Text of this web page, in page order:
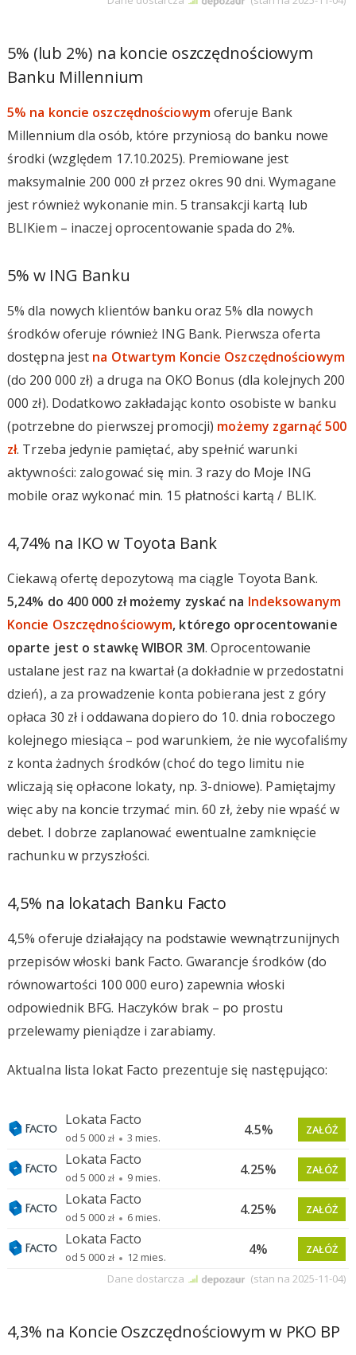
5% (lub 2%) na koncie oszczędnościowym
Banku Millennium
5% na koncie oszczędnościowymoferuje Bank
Millennium dla osób, które przyniosą do banku nowe
środki (względem 17.10.2025). Premiowane jest
maksymalnie 200 000 zł przez okres 90 dni. Wymagane
jest również wykonanie min. 5 transakcji kartą lub
BLIKiem – inaczej oprocentowanie spada do 2%.
5% w ING Banku
5% dla nowych klientów banku oraz 5% dla nowych
środków oferuje również ING Bank. Pierwsza oferta
dostępna jest na Otwartym Koncie Oszczędnościowym
(do 200 000 zł) a druga na OKO Bonus (dla kolejnych 200
000 zł). Dodatkowo zakładając konto osobiste w banku
(potrzebne do pierwszej promocji) możemy zgarnąć 500
zł. Trzeba jedynie pamiętać, aby spełnić warunki
aktywności: zalogować się min. 3 razy do Moje ING
mobile oraz wykonać min. 15 płatności kartą / BLIK.
4,74% na IKO w Toyota Bank
Ciekawą ofertę depozytową ma ciągle Toyota Bank.
5,24% do 400 000 zł możemy zyskać na Indeksowanym
Koncie Oszczędnościowym, którego oprocentowanie
oparte jest o stawkę WIBOR 3M. Oprocentowanie
ustalane jest raz na kwartał (a dokładnie w przedostatni
dzień), a za prowadzenie konta pobierana jest z góry
opłaca 30 zł i oddawana dopiero do 10. dnia roboczego
kolejnego miesiąca – pod warunkiem, że nie wycofaliśmy
z konta żadnych środków (choć do tego limitu nie
wliczają się opłacone lokaty, np. 3-dniowe). Pamiętajmy
więc aby na koncie trzymać min. 60 zł, żeby nie wpaść w
debet. I dobrze zaplanować ewentualne zamknięcie
rachunku w przyszłości.
4,5% na lokatach Banku Facto
4,5% oferuje działający na podstawie wewnątrzunijnych
przepisów włoski bank Facto. Gwarancje środków (do
równowartości 100 000 euro) zapewnia włoski
odpowiednik BFG. Haczyków brak – po prostu
przelewamy pieniądze i zarabiamy.
Aktualna lista lokat Facto prezentuje się następująco:
4,3% na Koncie Oszczędnościowym w PKO BP